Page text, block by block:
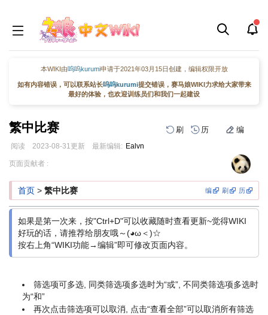
本WIKI由呜呜kurumi申请于2021年03月15日创建，编辑权限开放
如有内容错误，可以联系站长呜呜kurumi提交错误，赛马娘WIKI力求给大家带来
最好的体验，也欢迎训练员们和我们一起建设
繁中比赛 刷 历 编
阅读 2023-08-31更新 最新编辑: Ealvn
跳
导
跳
搜
页面贡献者 :
编 刷 历
首页 > 繁中比赛
如果是第一次来，按"Ctrl+D"可以收藏随时查看更新~觉得WIKI
好玩的话，请推荐给朋友哦～(◕ω＜)☆
按右上角“WIKI功能→编辑”即可修改页面内容。
筛选项可多选, 同类筛选项多选时为“或”, 不同类筛选项多选时
为“和”
再次点击筛选项可以取消, 点击“查看全部”可以取消所有筛选